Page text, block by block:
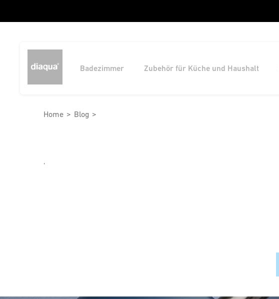
Badezimmer Zubehör für Küche und Haushalt
Home Blog